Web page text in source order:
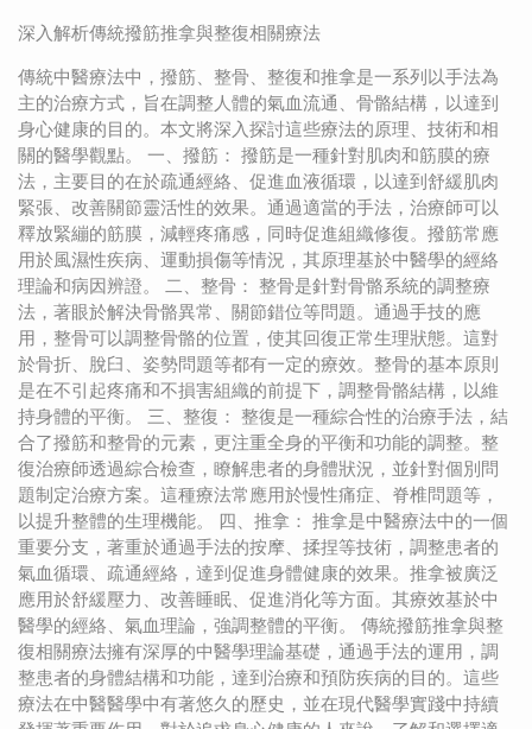
深入解析傳統撥筋推拿與整復相關療法
傳統中醫療法中，撥筋、整骨、整復和推拿是一系列以手法為
主的治療方式，旨在調整人體的氣血流通、骨骼結構，以達到
身心健康的目的。本文將深入探討這些療法的原理、技術和相
關的醫學觀點。 一、撥筋： 撥筋是一種針對肌肉和筋膜的療
法，主要目的在於疏通經絡、促進血液循環，以達到舒緩肌肉
緊張、改善關節靈活性的效果。通過適當的手法，治療師可以
釋放緊繃的筋膜，減輕疼痛感，同時促進組織修復。撥筋常應
用於風濕性疾病、運動損傷等情況，其原理基於中醫學的經絡
理論和病因辨證。 二、整骨： 整骨是針對骨骼系統的調整療
法，著眼於解決骨骼異常、關節錯位等問題。通過手技的應
用，整骨可以調整骨骼的位置，使其回復正常生理狀態。這對
於骨折、脫臼、姿勢問題等都有一定的療效。整骨的基本原則
是在不引起疼痛和不損害組織的前提下，調整骨骼結構，以維
持身體的平衡。 三、整復： 整復是一種綜合性的治療手法，結
合了撥筋和整骨的元素，更注重全身的平衡和功能的調整。整
復治療師透過綜合檢查，瞭解患者的身體狀況，並針對個別問
題制定治療方案。這種療法常應用於慢性痛症、脊椎問題等，
以提升整體的生理機能。 四、推拿： 推拿是中醫療法中的一個
重要分支，著重於通過手法的按摩、揉捏等技術，調整患者的
氣血循環、疏通經絡，達到促進身體健康的效果。推拿被廣泛
應用於舒緩壓力、改善睡眠、促進消化等方面。其療效基於中
醫學的經絡、氣血理論，強調整體的平衡。 傳統撥筋推拿與整
復相關療法擁有深厚的中醫學理論基礎，通過手法的運用，調
整患者的身體結構和功能，達到治療和預防疾病的目的。這些
療法在中醫醫學中有著悠久的歷史，並在現代醫學實踐中持續